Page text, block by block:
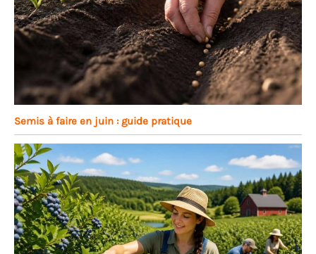
Semis à faire en juin : guide pratique